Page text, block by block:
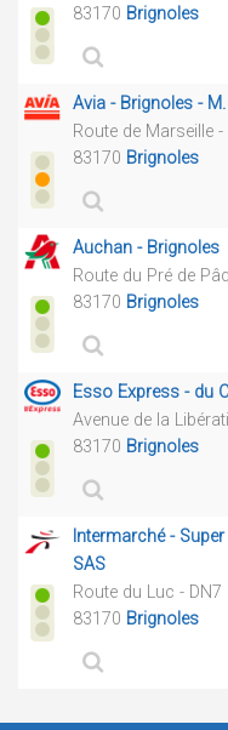
83170 Brignoles
Avia - Brignoles -
Route de Marseille -
83170 Brignoles
Auchan - Brignoles
Route du Pré de
83170 Brignoles
Esso Express - du
Avenue de la
83170 Brignoles
Intermarché -
SAS
Route du Luc - DN7
83170 Brignoles